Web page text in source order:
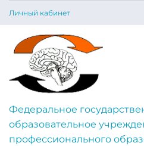
Личный кабинет
Федеральное
образовательное
профессионального